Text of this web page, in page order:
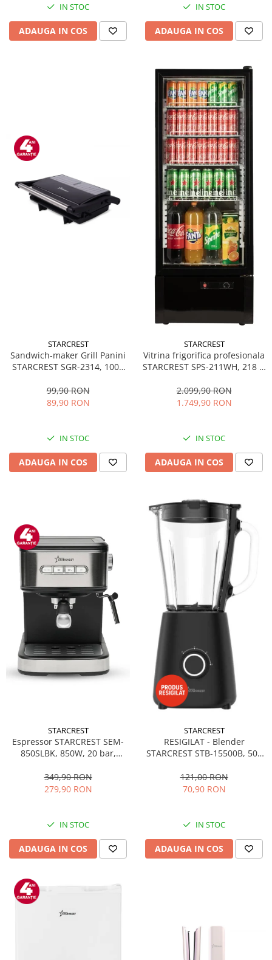
IN STOC
ADAUGA IN COS
IN STOC
ADAUGA IN COS
STARCREST
Sandwich-maker Grill Panini
STARCREST SGR-2314, 1000
Deschidere 180°, Suprafata
de gatire 23 x 14 cm, Negru
99,90 RON
89,90 RON
IN STOC
ADAUGA IN COS
STARCREST
Vitrina frigorifica profesionala
STARCREST SPS-211WH, 218 L,
LED, H 141 cm, Negru
2.099,90 RON
1.749,90 RON
IN STOC
ADAUGA IN COS
STARCREST
Espressor STARCREST SEM-
850SLBK, 850W, 20 bar,
dispozitiv spumare, filtru
dublu din inox, Negru/Inox
349,90 RON
279,90 RON
IN STOC
ADAUGA IN COS
STARCREST
RESIGILAT - Blender
STARCREST STB-15500B, 500
Pulse, Negru
121,00 RON
70,90 RON
IN STOC
ADAUGA IN COS